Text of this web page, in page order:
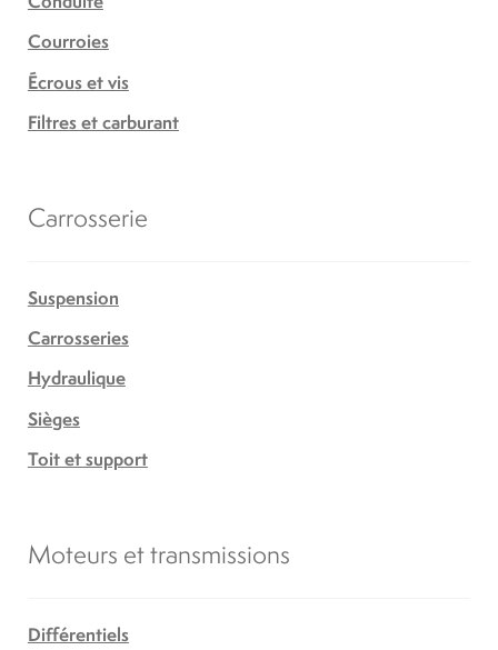
Courroies
Écrous et vis
Filtres et carburant
Carrosserie
Suspension
Carrosseries
Hydraulique
Sièges
Toit et support
Moteurs et transmissions
Différentiels